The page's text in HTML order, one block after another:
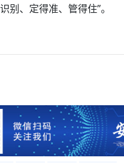
别、定得准、管得住”。